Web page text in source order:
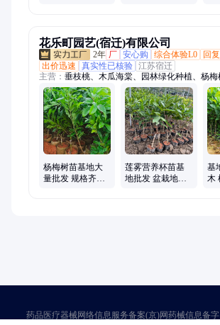
花乐町园艺(宿迁)有限公司
2年 厂 安心购 综合体验L0
回
出价迅速
真实性已核验 江苏宿迁
主营： 垂枝桃、木瓜海棠、园林绿化种植、杨
带、榉树、绣线菊、鼠尾草、女贞、黄杨、红叶
鹅绒紫薇、地被菊、北美海棠、美人蕉、红枫、
叶黄杨、荷花、红瑞木、水蜡、火棘
杨梅树苗基地大
量批发 规格齐全
莲雾营养杯苗基
地批发 盆栽地栽
基
木
药品医疗器械网络信息服务备案(京)网药械信息备字